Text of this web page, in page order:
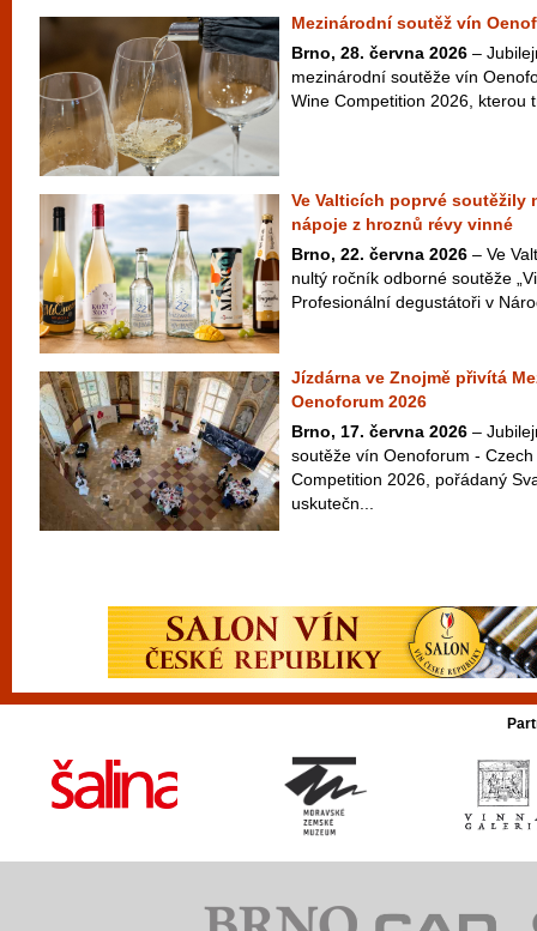
Mezinárodní soutěž vín
Brno, 28. června 2026 –
mezinárodní soutěže vín
Wine Competition 2026, kterou
Ve Valticích poprvé soutěžily
nápoje z hroznů révy vinné
Brno, 22. června 2026 – Ve
nultý ročník odborné soutěže
Profesionální degustátoři v
Jízdárna ve Znojmě přivítá
Oenoforum 2026
Brno, 17. června 2026 –
soutěže vín Oenoforum -
Competition 2026, pořádaný
uskutečn...